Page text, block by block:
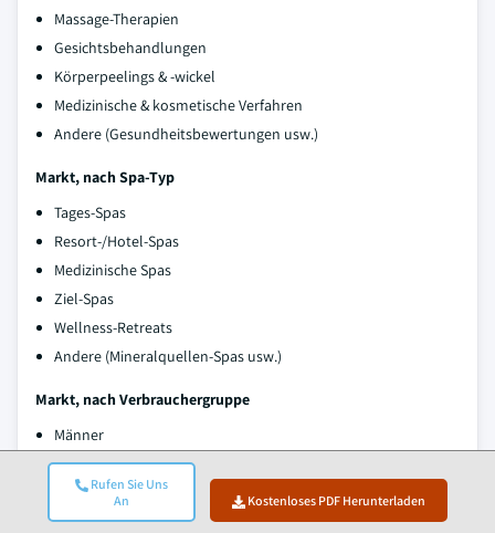
Rufen Sie Uns
An
Kostenloses PDF Herunterladen
Massage-Therapien
Gesichtsbehandlungen
Körperpeelings & -wickel
Medizinische & kosmetische Verfahren
Andere (Gesundheitsbewertungen usw.)
Markt, nach Spa-Typ
Tages-Spas
Resort-/Hotel-Spas
Medizinische Spas
Ziel-Spas
Wellness-Retreats
Andere (Mineralquellen-Spas usw.)
Markt, nach Verbrauchergruppe
Männer
Frauen
Markt, nach Altersgruppe